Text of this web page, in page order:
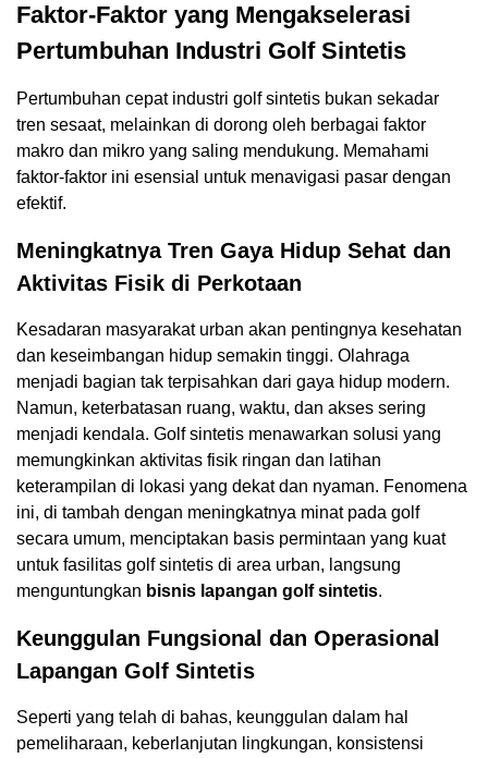
Faktor-Faktor yang Mengakselerasi
Pertumbuhan Industri Golf Sintetis
Pertumbuhan cepat industri golf sintetis bukan sekadar
tren sesaat, melainkan di dorong oleh berbagai faktor
makro dan mikro yang saling mendukung. Memahami
faktor-faktor ini esensial untuk menavigasi pasar dengan
efektif.
Meningkatnya Tren Gaya Hidup Sehat dan
Aktivitas Fisik di Perkotaan
Kesadaran masyarakat urban akan pentingnya kesehatan
dan keseimbangan hidup semakin tinggi. Olahraga
menjadi bagian tak terpisahkan dari gaya hidup modern.
Namun, keterbatasan ruang, waktu, dan akses sering
menjadi kendala. Golf sintetis menawarkan solusi yang
memungkinkan aktivitas fisik ringan dan latihan
keterampilan di lokasi yang dekat dan nyaman. Fenomena
ini, di tambah dengan meningkatnya minat pada golf
secara umum, menciptakan basis permintaan yang kuat
untuk fasilitas golf sintetis di area urban, langsung
menguntungkan bisnis lapangan golf sintetis.
Keunggulan Fungsional dan Operasional
Lapangan Golf Sintetis
Seperti yang telah di bahas, keunggulan dalam hal
pemeliharaan, keberlanjutan lingkungan, konsistensi